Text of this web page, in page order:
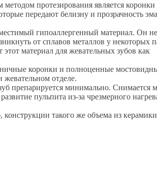
протезирования является коронки
передают белизну и прозрачность
гипоаллергенный материал. Он
от сплавов металлов у некоторых
материал для жевательных зубов как
коронки и полноценные
отделе.
препарируется минимально. Снимается
пульпита из-за чрезмерного
такого же объема из